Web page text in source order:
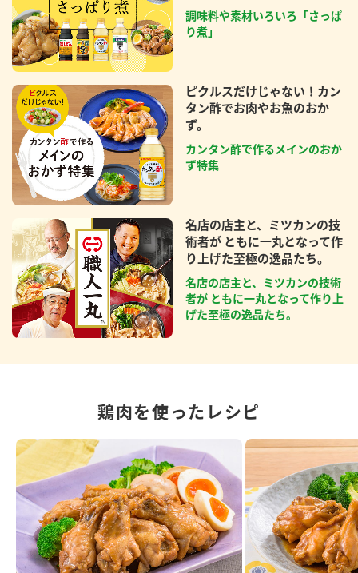
調味料や素材いろいろ「さっぱ
り煮」
ピクルスだけじゃない！カン
タン酢でお肉やお魚のおか
ず。
カンタン酢で作るメインのおか
ず特集
名店の店主と、ミツカンの技
術者が ともに一丸となって作
り上げた至極の逸品たち。
名店の店主と、ミツカンの技術
者が ともに一丸となって作り上
げた至極の逸品たち。
鶏肉を使ったレシピ